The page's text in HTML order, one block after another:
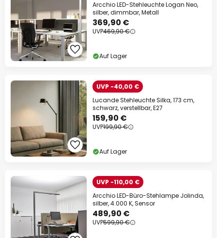
Arcchio LED-Stehleuchte Logan Neo,
silber, dimmbar, Metall
369,90 €
UVP469,90 €
Auf Lager
UVP -40,00 €
Lucande Stehleuchte Silka, 173 cm,
schwarz, verstellbar, E27
159,90 €
UVP199,90 €
Auf Lager
UVP -110,00 €
Arcchio LED-Büro-Stehlampe Jolinda,
silber, 4.000 K, Sensor
489,90 €
UVP599,90 €